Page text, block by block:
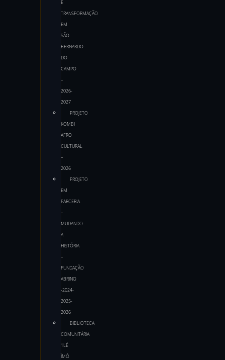
E
TRANSFORMAÇÃO
EM
SÃO
BERNARDO
DO
CAMPO
–
2026-
2027
PROJETO
KOMBI
AFRO
CULTURAL
–
2026
PROJETO
EM
PARCERIA
–
MUDANDO
A
HISTÓRIA
–
FUNDAÇÃO
ABRINQ
-2024-
2025-
2026
BIBLIOTECA
COMUNITÁRIA
“ILÉ
ÌMÒ